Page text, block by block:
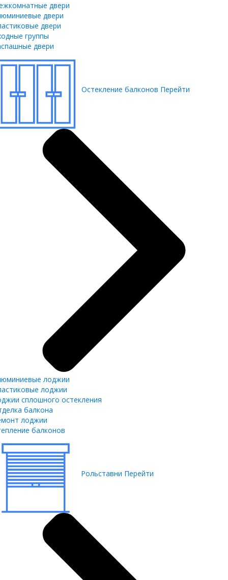
двери
двери
двери
группы
двери
Остекление балконов Перейти
лоджии
лоджии
сплошного остекления
балкона
лоджии
балконов
Рольставни Перейти